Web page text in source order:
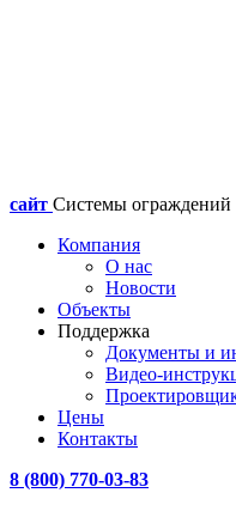
сайт Системы ограждений
Компания
О нас
Новости
Объекты
Поддержка
Документы и
Видео-
Цены
Контакты
8 (800) 770-03-83